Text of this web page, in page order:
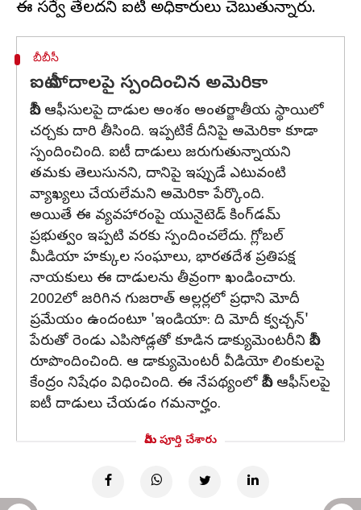
బీబీసీ
ఐటీ సోదాలపై స్పందించిన అమెరికా
బీబీసీ ఆఫీసులపై దాడుల అంశం అంతర్జాతీయ స్థాయిలో
చర్చకు దారి తీసింది. ఇప్పటికే దీనిపై అమెరికా కూడా
స్పందించింది. ఐటీ దాడులు జరుగుతున్నాయని
తమకు తెలుసునని, దానిపై ఇప్పుడే ఎటువంటి
వ్యాఖ్యలు చేయలేమని అమెరికా పేర్కొంది.
అయితే ఈ వ్యవహారంపై యునైటెడ్ కింగ్‌డమ్
ప్రభుత్వం ఇప్పటి వరకు స్పందించలేదు. గ్లోబల్
మీడియా హక్కుల సంఘాలు, భారతదేశ ప్రతిపక్ష
నాయకులు ఈ దాడులను తీవ్రంగా ఖండించారు.
2002లో జరిగిన గుజరాత్ అల్లర్లలో ప్రధాని మోదీ
ప్రమేయం ఉందంటూ 'ఇండియా: ది మోదీ క్వచ్చన్'
పేరుతో రెండు ఎపిసోడ్లతో కూడిన డాక్యుమెంటరీని బీబీసీ
రూపొందించింది. ఆ డాక్యుమెంటరీ వీడియో లింకులపై
కేంద్రం నిషేధం విధించింది. ఈ నేపథ్యంలో బీబీసీ ఆఫీస్‌లపై
ఐటీ దాడులు చేయడం గమనార్హం.
మీరు పూర్తి చేశారు